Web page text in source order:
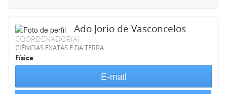
Ado Jorio de Vasconcelos
COORDENADOR(A)
CIÊNCIAS EXATAS E DA TERRA
Física
E-mail